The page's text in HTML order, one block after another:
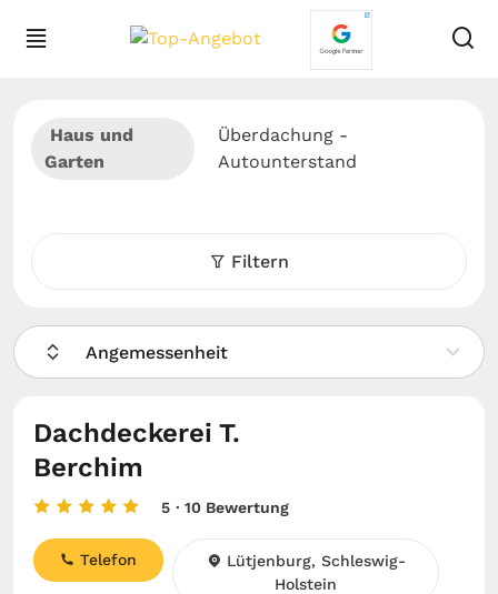
Haus und
Garten
Überdachung -
Autounterstand
Filtern
Angemessenheit
Dachdeckerei T.
Berchim
5 · 10 Bewertung
Telefon
Lütjenburg, Schleswig-
Holstein